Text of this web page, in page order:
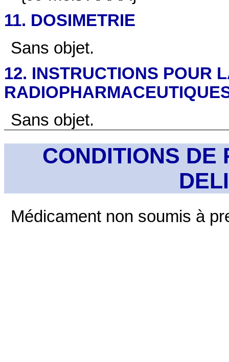
11. DOSIMETRIE
Sans objet.
12. INSTRUCTIONS POUR
Sans objet.
CONDITIONS DE
Médicament non soumis à